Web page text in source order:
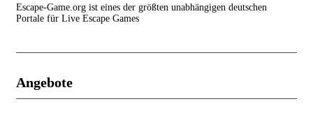
Escape-Game.org ist eines der größten unabhängigen deutschen
Portale für Live Escape Games
Angebote